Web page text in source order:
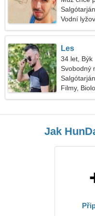
Vodní
Les
34 let, Býk
Svobodný
Filmy,
Jak